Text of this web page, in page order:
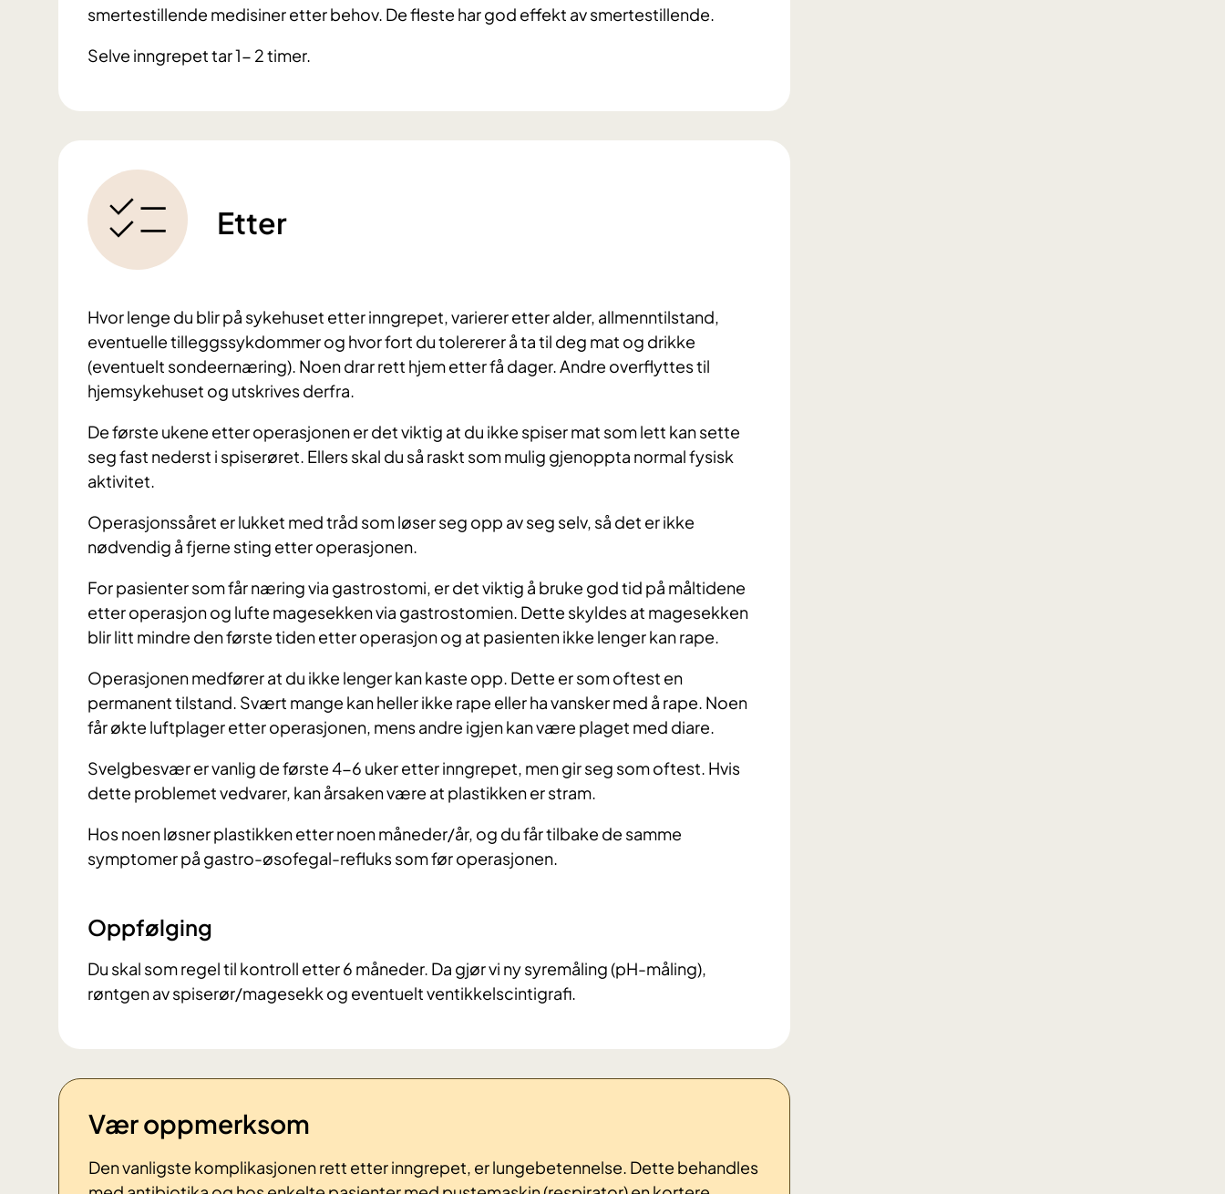
smertestillende medisiner etter behov. De fleste har god effekt av smertestillende.
Selve inngrepet tar 1- 2 timer.
Etter
Hvor lenge du blir på sykehuset etter inngrepet, varierer etter alder, allmenntilstand,
eventuelle tilleggssykdommer og hvor fort du tolererer å ta til deg mat og drikke
(eventuelt sondeernæring). Noen drar rett hjem etter få dager. Andre overflyttes til
hjemsykehuset og utskrives derfra.
De første ukene etter operasjonen er det viktig at du ikke spiser mat som lett kan sette
seg fast nederst i spiserøret. Ellers skal du så raskt som mulig gjenoppta normal fysisk
aktivitet.
Operasjonssåret er lukket med tråd som løser seg opp av seg selv, så det er ikke
nødvendig å fjerne sting etter operasjonen.
For pasienter som får næring via gastrostomi, er det viktig å bruke god tid på måltidene
etter operasjon og lufte magesekken via gastrostomien. Dette skyldes at magesekken
blir litt mindre den første tiden etter operasjon og at pasienten ikke lenger kan rape.
Operasjonen medfører at du ikke lenger kan kaste opp. Dette er som oftest en
permanent tilstand. Svært mange kan heller ikke rape eller ha vansker med å rape. Noen
får økte luftplager etter operasjonen, mens andre igjen kan være plaget med diare.
Svelgbesvær er vanlig de første 4-6 uker etter inngrepet, men gir seg som oftest. Hvis
dette problemet vedvarer, kan årsaken være at plastikken er stram.
Hos noen løsner plastikken etter noen måneder/år, og du får tilbake de samme
symptomer på gastro-øsofegal-refluks som før operasjonen.
Oppfølging
Du skal som regel til kontroll etter 6 måneder. Da gjør vi ny syremåling (pH-måling),
røntgen av spiserør/magesekk og eventuelt ventikkelscintigrafi.
Vær oppmerksom
Den vanligste komplikasjonen rett etter inngrepet, er lungebetennelse. Dette behandles